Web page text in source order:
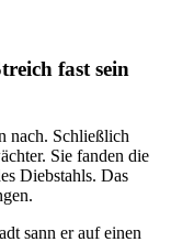
fast sein
nach. Schließlich
Sie fanden die
Diebstahls. Das
sann er auf einen